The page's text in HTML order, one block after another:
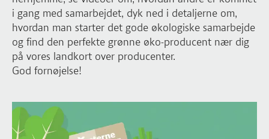
i gang med samarbejdet, dyk ned i detaljerne om,
hvordan man starter det gode økologiske samarbejde
og find den perfekte grønne øko-producent nær dig
på vores landkort over producenter.
God fornøjelse!